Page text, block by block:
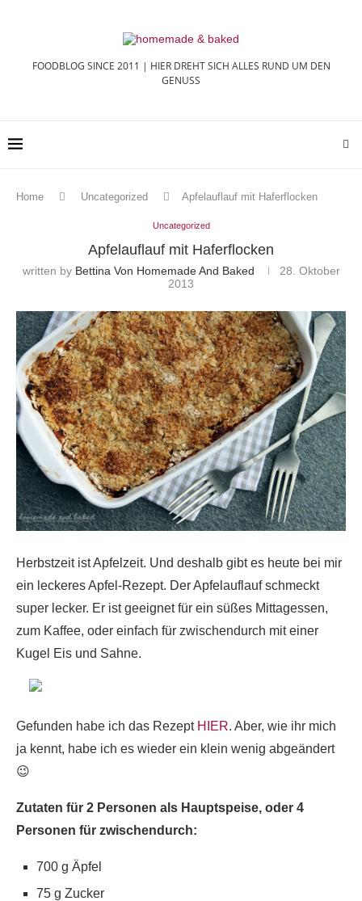
FOODBLOG SINCE 2011 | HIER DREHT SICH ALLES RUND UM DEN
GENUSS
Home Uncategorized Apfelauflauf mit Haferflocken
Uncategorized
Apfelauflauf mit Haferflocken
written by Bettina Von Homemade And Baked
28. Oktober
2013
Herbstzeit ist Apfelzeit. Und deshalb gibt es heute bei mir
ein leckeres Apfel-Rezept. Der Apfelauflauf schmeckt
super lecker. Er ist geeignet für ein süßes Mittagessen,
zum Kaffee, oder einfach für zwischendurch mit einer
Kugel Eis und Sahne.
Gefunden habe ich das Rezept HIER. Aber, wie ihr mich
ja kennt, habe ich es wieder ein klein wenig abgeändert
😉
Zutaten für 2 Personen als Hauptspeise, oder 4
Personen für zwischendurch:
700 g Äpfel
75 g Zucker